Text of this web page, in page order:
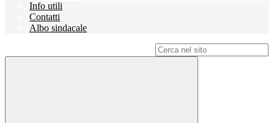
Info utili
Contatti
Albo sindacale